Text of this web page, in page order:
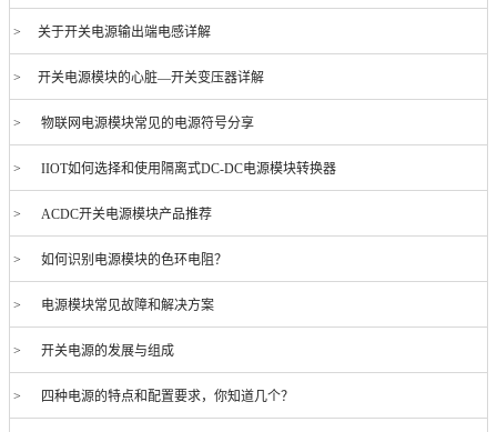
> 关于开关电源输出端电感详解
> 开关电源模块的心脏—开关变压器详解
> 物联网电源模块常见的电源符号分享
> IIOT如何选择和使用隔离式DC-DC电源模块转换器
> ACDC开关电源模块产品推荐
> 如何识别电源模块的色环电阻？
> 电源模块常见故障和解决方案
> 开关电源的发展与组成
> 四种电源的特点和配置要求，你知道几个？